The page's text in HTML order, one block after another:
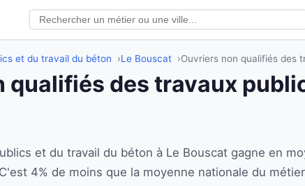
et du travail du béton Le Bouscat Ouvriers non qualifiés des
qualifiés des travaux
et du travail du béton à Le Bouscat gagne en
4% de moins que la moyenne nationale du